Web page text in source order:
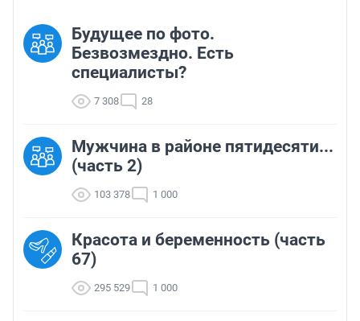
Будущее по фото.
Безвозмездно. Есть
специалисты?
7 308 28
Мужчина в районе пятидесяти...
(часть 2)
103 378 1 000
Красота и беременность (часть
67)
295 529 1 000